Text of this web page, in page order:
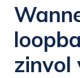
zinvol